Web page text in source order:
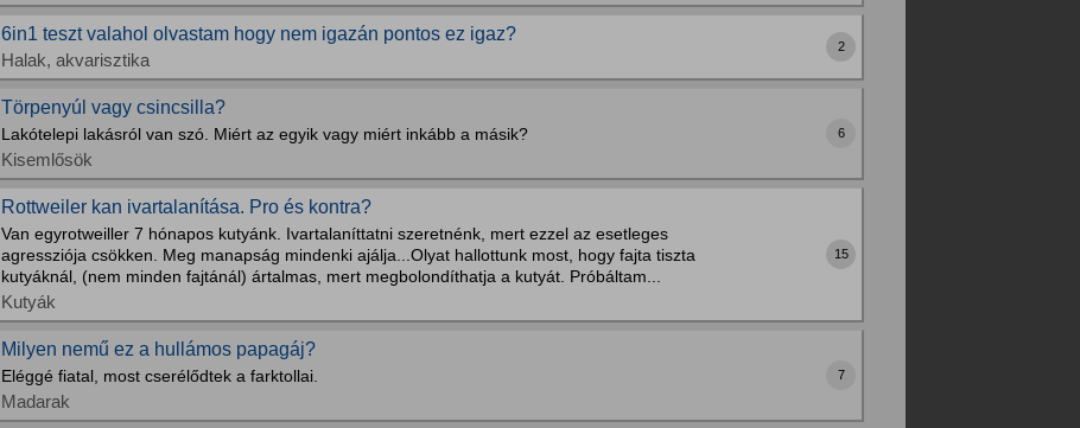
6in1 teszt valahol olvastam hogy nem igazán pontos ez igaz?
Halak, akvarisztika
2
Törpenyúl vagy csincsilla?
Lakótelepi lakásról van szó. Miért az egyik vagy miért inkább a másik?
Kisemlősök
6
Rottweiler kan ivartalanítása. Pro és kontra?
Van egyrotweiller 7 hónapos kutyánk. Ivartalaníttatni szeretnénk, mert ezzel az esetleges
agressziója csökken. Meg manapság mindenki ajálja...Olyat hallottunk most, hogy fajta tiszta
kutyáknál, (nem minden fajtánál) ártalmas, mert megbolondíthatja a kutyát. Próbáltam...
Kutyák
15
Milyen nemű ez a hullámos papagáj?
Eléggé fiatal, most cserélődtek a farktollai.
Madarak
7